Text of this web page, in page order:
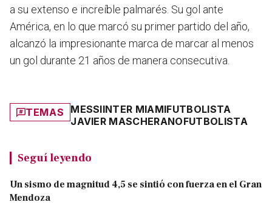
a su extenso e increíble palmarés. Su gol ante
América, en lo que marcó su primer partido del año,
alcanzó la impresionante marca de marcar al menos
un gol durante 21 años de manera consecutiva
TEMAS MESSIINTER MIAMIFUTBOLISTA
JAVIER MASCHERANOFUTBOLISTA
Seguí leyendo
Un sismo de magnitud 4,5 se sintió con fuerza en el Gran
Mendoza